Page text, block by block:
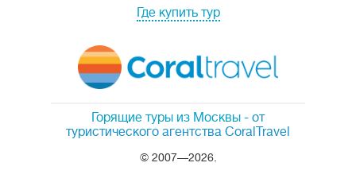
Горящие туры из Москвы - от
туристического агентства CoralTravel
© 2007—2026.
Где купить тур